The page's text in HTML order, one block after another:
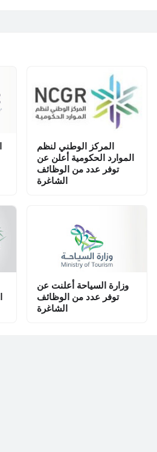
المركز الوطني لنظم
الموارد الحكومية أعلن عن
توفر عدد من الوظائف
الشاغرة
وزارة السياحة أعلنت عن
توفر عدد من الوظائف
الشاغرة